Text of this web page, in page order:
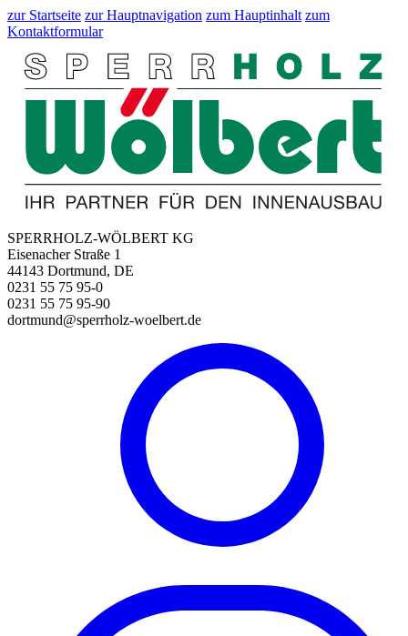
zur Startseite zur Hauptnavigation zum Hauptinhalt zum
Kontaktformular
SPERRHOLZ-WÖLBERT KG
Eisenacher Straße 1
44143 Dortmund, DE
0231 55 75 95-0
0231 55 75 95-90
dortmund@sperrholz-woelbert.de